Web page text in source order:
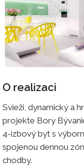
O realizaci
Svieži, dynamický a
projekte Bory
4-izbový byt s
spojenou dennou
chodby.